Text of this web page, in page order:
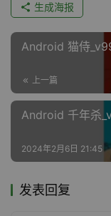
生成海报
Android 猫侍
上一篇
Android 千年杀
2024年2月6日 21:45
发表回复